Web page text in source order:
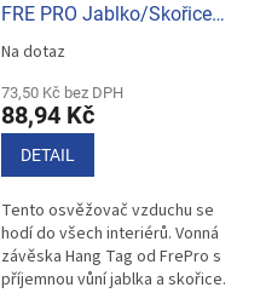
FRE PRO Jablko/Skořice
(tmavě červená) 010102
Průměrné
produktu
je
5,0
hvězdiček.
Na dotaz
73,50 Kč bez DPH
88,94 Kč
DETAIL
Tento osvěžovač vzduchu se
hodí do všech interiérů. Vonná
závěska Hang Tag od FrePro s
příjemnou vůní jablka a skořice.